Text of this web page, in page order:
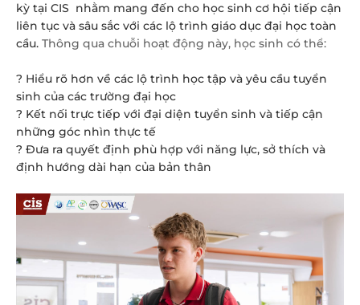
kỳ tại CIS nhằm mang đến cho học sinh cơ hội tiếp cận
liên tục và sâu sắc với các lộ trình giáo dục đại học toàn
cầu. Thông qua chuỗi hoạt động này, học sinh có thể:
? Hiểu rõ hơn về các lộ trình học tập và yêu cầu tuyển
sinh của các trường đại học
? Kết nối trực tiếp với đại diện tuyển sinh và tiếp cận
những góc nhìn thực tế
? Đưa ra quyết định phù hợp với năng lực, sở thích và
định hướng dài hạn của bản thân